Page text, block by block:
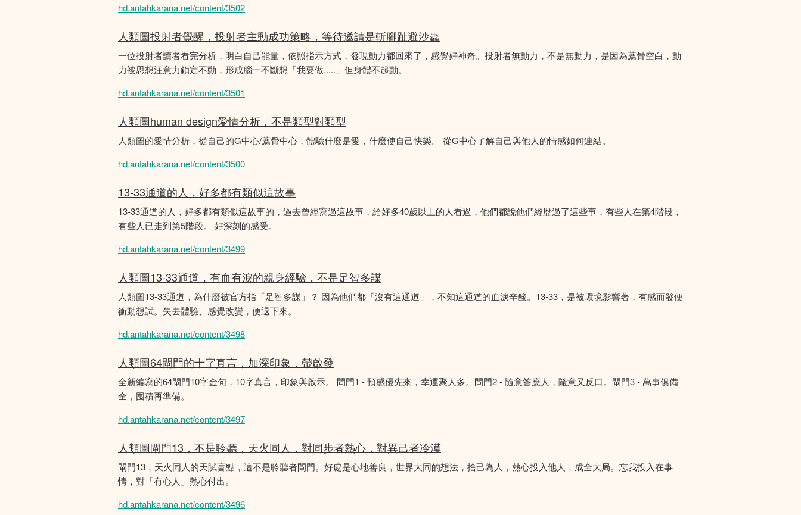
hd.antahkarana.net/content/3502
人類圖投射者覺醒，投射者主動成功策略，等待邀請是斬腳趾避沙蟲
一位投射者讀者看完分析，明白自己能量，依照指示方式，發現動力都回來了，感覺好神奇。投射者無動力，不是無動力，是因為薦骨空白，動
力被思想注意力鎖定不動，形成腦一不斷想「我要做.....」但身體不起動。
hd.antahkarana.net/content/3501
人類圖human design愛情分析，不是類型對類型
人類圖的愛情分析，從自己的G中心/薦骨中心，體驗什麼是愛，什麼使自己快樂。 從G中心了解自己與他人的情感如何連結。
hd.antahkarana.net/content/3500
13-33通道的人，好多都有類似這故事
13-33通道的人，好多都有類似這故事的，過去曾經寫過這故事，給好多40歲以上的人看過，他們都說他們經歴過了這些事，有些人在第4階段，
有些人已走到第5階段。 好深刻的感受。
hd.antahkarana.net/content/3499
人類圖13-33通道，有血有淚的親身經驗，不是足智多謀
人類圖13-33通道，為什麼被官方指「足智多謀」？ 因為他們都「沒有這通道」，不知這通道的血淚辛酸。13-33，是被環境影響著，有感而發便
衝動想試。失去體驗、感覺改變，便退下來。
hd.antahkarana.net/content/3498
人類圖64閘門的十字真言，加深印象，帶啟發
全新編寫的64閘門10字金句，10字真言，印象與啟示。 閘門1 - 預感優先來，幸運聚人多。閘門2 - 隨意答應人，隨意又反口。閘門3 - 萬事俱備
全，囤積再準備。
hd.antahkarana.net/content/3497
人類圖閘門13，不是聆聽，天火同人，對同步者熱心，對異己者冷漠
閘門13，天火同人的天賦盲點，這不是聆聽者閘門。好處是心地善良，世界大同的想法，捨己為人，熱心投入他人，成全大局。忘我投入在事
情，對「有心人」熱心付出。
hd.antahkarana.net/content/3496